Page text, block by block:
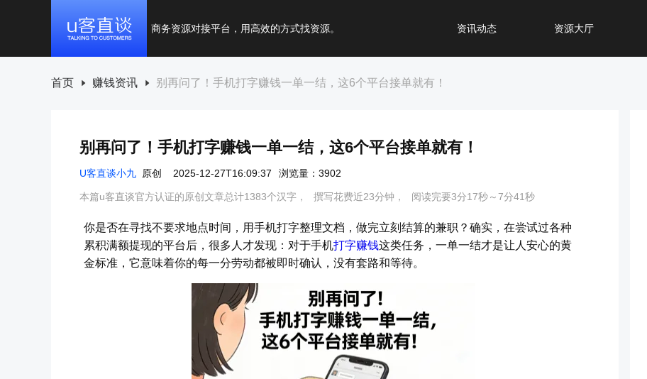
商务资源对接平台，用高效的方式找资源。 资讯动态 资源大厅
首页 赚钱资讯 别再问了！手机打字赚钱一单一结，这6个平台接单就有！
别再问了！手机打字赚钱一单一结，这6个平台接单就有！
U客直谈小九 原创 2025-12-27T16:09:37 浏览量：3902
本篇u客直谈官方认证的原创文章总计1383个汉字， 撰写花费近23分钟， 阅读完要3分17秒～7分41秒
你是否在寻找不要求地点时间，用手机打字整理文档，做完立刻结算的兼职？确实，在尝试过各种
累积满额提现的平台后，很多人才发现：对于手机打字赚钱这类任务，一单一结才是让人安心的黄
金标准，它意味着你的每一分劳动都被即时确认，没有套路和等待。